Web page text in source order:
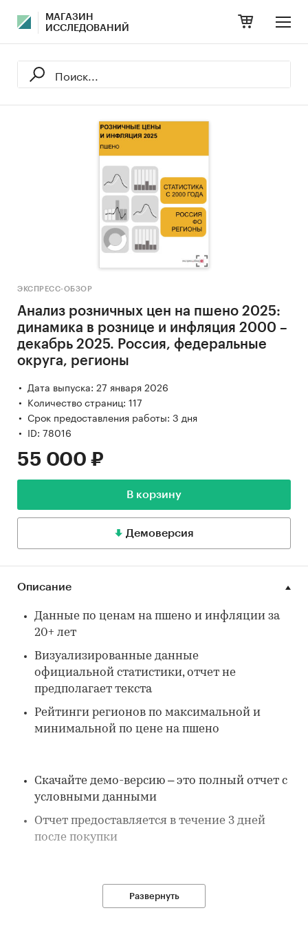
МАГАЗИН
ИССЛЕДОВАНИЙ
ЭКСПРЕСС-ОБЗОР
Анализ розничных цен на пшено 2025:
динамика в рознице и инфляция 2000 –
декабрь 2025. Россия, федеральные
округа, регионы
Дата выпуска: 27 января 2026
Количество страниц: 117
Срок предоставления работы: 3 дня
ID: 78016
55 000 ₽
В корзину
Демоверсия
Описание
Данные по ценам на пшено и инфляции за
20+ лет
Визуализированные данные
официальной статистики, отчет не
предполагает текста
Рейтинги регионов по максимальной и
минимальной по цене на пшено
Скачайте демо-версию – это полный отчет с
условными данными
Отчет предоставляется в течение 3 дней
после покупки
Развернуть